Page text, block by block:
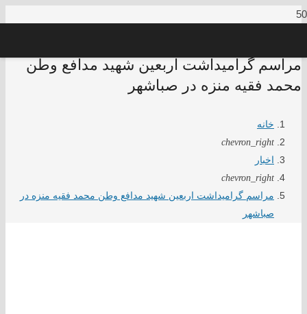
مراسم گرامیداشت اربعین شهید مدافع وطن
محمد فقیه منزه در صباشهر
خانه
chevron_right
اخبار
chevron_right
مراسم گرامیداشت اربعین شهید مدافع وطن محمد فقیه منزه در
صباشهر